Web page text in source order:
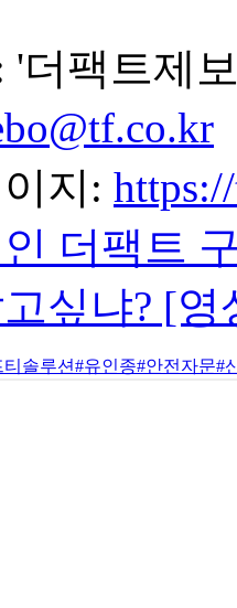
'더팩트제
지:
더팩트
싶냐? [
솔루션#유인종#안전자문#